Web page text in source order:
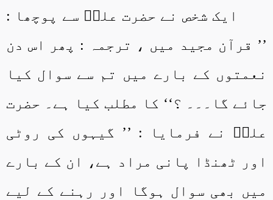
ایک شخص نے حضرت علیؓ سے پوچھا :
’’ قرآن مجید میں ، ترجمہ : پھر اس دن
نعمتوں کے بارے میں تم سے سوال کیا
جائے گا۔۔۔ ؟‘‘ کا مطلب کیا ہے۔ حضرت
علیؓ نے فرمایا : ’’ گیہوں کی روٹی
اور ٹھنڈا پانی مراد ہے، ان کے بارے
میں بھی سوال ہوگا اور رہنے کے لیے